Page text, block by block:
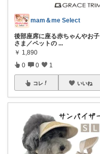
mam＆me Select
後部座席に座る赤ちゃんやお子
さま／ペットの ...
￥ 1,890
0 0 1
コレ いいね